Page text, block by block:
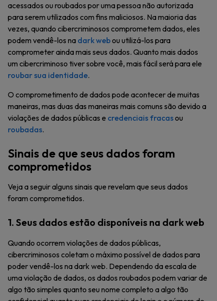
acessados ou roubados por uma pessoa não autorizada
para serem utilizados com fins maliciosos. Na maioria das
vezes, quando cibercriminosos comprometem dados, eles
podem vendê-los na dark webou utilizá-los para
comprometer ainda mais seus dados. Quanto mais dados
um cibercriminoso tiver sobre você, mais fácil será para ele
roubar sua identidade.
O comprometimento de dados pode acontecer de muitas
maneiras, mas duas das maneiras mais comuns são devido a
violações de dados públicas e credenciais fracasou
roubadas.
Sinais de que seus dados foram
comprometidos
Veja a seguir alguns sinais que revelam que seus dados
foram comprometidos.
1. Seus dados estão disponíveis na dark web
Quando ocorrem violações de dados públicas,
cibercriminosos coletam o máximo possível de dados para
poder vendê-los na dark web. Dependendo da escala de
uma violação de dados, os dados roubados podem variar de
algo tão simples quanto seu nome completo a algo tão